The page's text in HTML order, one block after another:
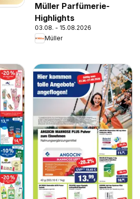
Müller Parfümerie-
Highlights
03.08. - 15.08.2026
Müller